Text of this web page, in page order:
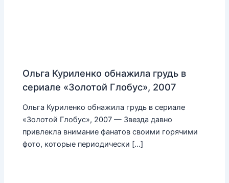
Ольга Куриленко обнажила грудь в
сериале «Золотой Глобус», 2007
Ольга Куриленко обнажила грудь в сериале
«Золотой Глобус», 2007 — Звезда давно
привлекла внимание фанатов своими горячими
фото, которые периодически […]